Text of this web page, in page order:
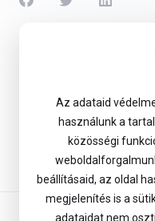
Company
Az adataid
használunk a
közösségi
beállításaid, az oldal
megjelenítés is a
adataidat nem